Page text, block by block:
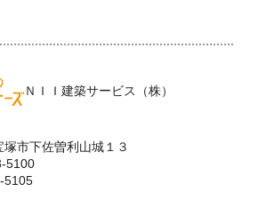
ＮＩＩ建築サービス（株）
市下佐曽利山城１３
5100
5105